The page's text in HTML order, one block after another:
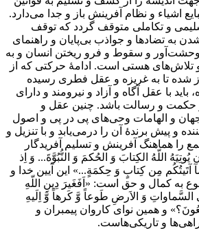
اشياء و نظام آفرينش باز و جدا مى‌دارد.
و تكاملى متوقف گردد كه توقف
به تضادها و جواذب بى‌پايان و راهنماى
و سقوط و فرو ريختن انسان و به
هستى ‌است. ادامۀ حركتى كه از
شده تا به غريزه و عقل فطرى رسيده
بايد با عقل آگاه و آزاد و نيرومند و داراى
و حكمت و رسالت باشد. چنين عقل و
و الهامات وحى‌هاى پى در پى و اصول
و پيش برندۀ آن را درمى‌يابد و با تنزيل و
را هماهنگ آفرينش و تسليم آفريدگار
اللّهُ الكِتابَ وَ الحُكمَ وَ النُّبُوَّةَ... وَ اِذ
آتَيتُكُم مِن كِتابٍ وَ حِكمَةٍ...» اين آيين خدا و
به كمال و حق است: «اَفَغَيرَ دِينِ اللّهِ
وَ الاَرضِ طَوعاً وَّ كَرهاً وَّ اِلَيهِ
و همين نواى كاروان پيمبران و
و تاريكى‌هاست.